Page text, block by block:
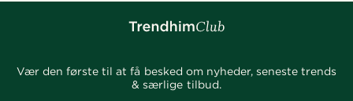
Vær den første til at få besked om nyheder, seneste trends
& særlige tilbud.